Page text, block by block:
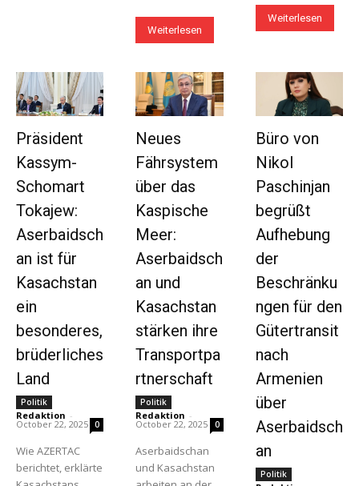
Weiterlesen
Weiterlesen
Präsident
Kassym-
Schomart
Tokajew:
Aserbaidsch
an ist für
Kasachstan
ein
besonderes,
brüderliches
Land
Politik
Redaktion -
October 22, 2025 0
Wie AZERTAC
berichtet, erklärte
Neues
Fährsystem
über das
Kaspische
Meer:
Aserbaidsch
an und
Kasachstan
stärken ihre
Transportpa
rtnerschaft
Politik
Redaktion -
October 22, 2025 0
Aserbaidschan
und Kasachstan
Büro von
Nikol
Paschinjan
begrüßt
Aufhebung
der
Beschränku
ngen für den
Gütertransit
nach
Armenien
über
Aserbaidsch
an
Politik